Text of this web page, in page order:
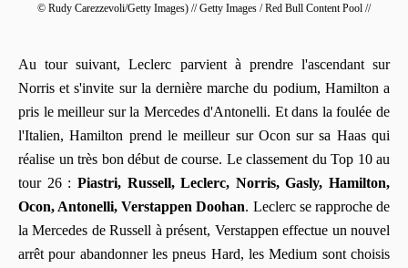
© Rudy Carezzevoli/Getty Images) // Getty Images / Red Bull Content Pool //
Au tour suivant, Leclerc parvient à prendre l'ascendant sur
Norris et s'invite sur la dernière marche du podium, Hamilton a
pris le meilleur sur la Mercedes d'Antonelli. Et dans la foulée de
l'Italien, Hamilton prend le meilleur sur Ocon sur sa Haas qui
réalise un très bon début de course. Le classement du Top 10 au
tour 26 : Piastri, Russell, Leclerc, Norris, Gasly, Hamilton,
Ocon, Antonelli, Verstappen Doohan. Leclerc se rapproche de
la Mercedes de Russell à présent, Verstappen effectue un nouvel
arrêt pour abandonner les pneus Hard, les Medium sont choisis